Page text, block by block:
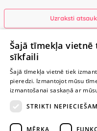
Uzraksti
Ievērībai: Yesyes.lv satur
+371 29
Šajā tīmekļa
sīkfaili
Šajā tīmekļa vietnē tiek
pieredzi. Izmantojot mūsu
izmantošanai saskaņā ar
STRIKTI
MĒRĶA